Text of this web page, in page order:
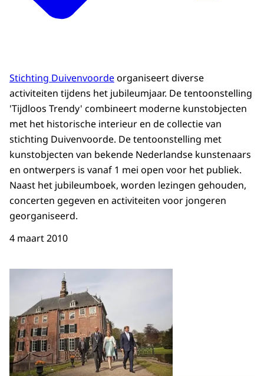
Stichting Duivenvoordeorganiseert diverse
activiteiten tijdens het jubileumjaar. De tentoonstelling
'Tijdloos Trendy' combineert moderne kunstobjecten
met het historische interieur en de collectie van
stichting Duivenvoorde. De tentoonstelling met
kunstobjecten van bekende Nederlandse kunstenaars
en ontwerpers is vanaf 1 mei open voor het publiek.
Naast het jubileumboek, worden lezingen gehouden,
concerten gegeven en activiteiten voor jongeren
georganiseerd.
4 maart 2010
Open de galerij in vergrote